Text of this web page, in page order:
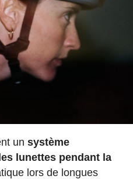
un système
lunettes pendant la
lors de longues